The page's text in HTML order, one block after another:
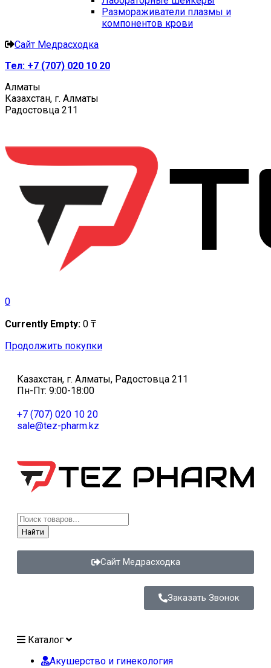
Размораживатели плазмы и
компонентов крови
Сайт Медрасходка
Тел: +7 (707) 020 10 20
Алматы
Казахстан, г. Алматы
Радостовца 211
0
Currently Empty: 0 ₸
Продолжить покупки
Казахстан, г. Алматы, Радостовца 211
Пн-Пт: 9:00-18:00
+7 (707) 020 10 20
sale@tez-pharm.kz
Найти
Сайт Медрасходка
Заказать Звонок
Каталог
Акушерство и гинекология